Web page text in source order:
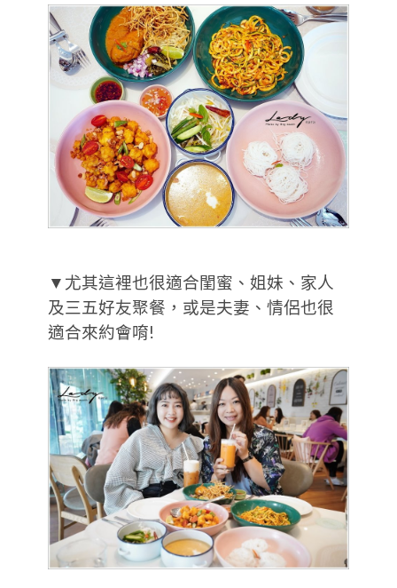
▼尤其這裡也很適合閨蜜、姐妹、家人
及三五好友聚餐，或是夫妻、情侶也很
適合來約會唷!